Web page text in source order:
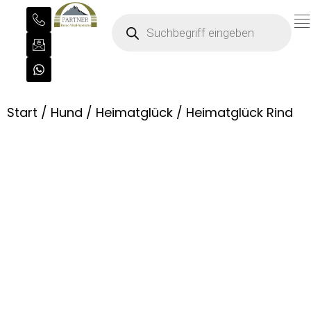
Start / Hund / Heimatglück / Heimatglück Rind